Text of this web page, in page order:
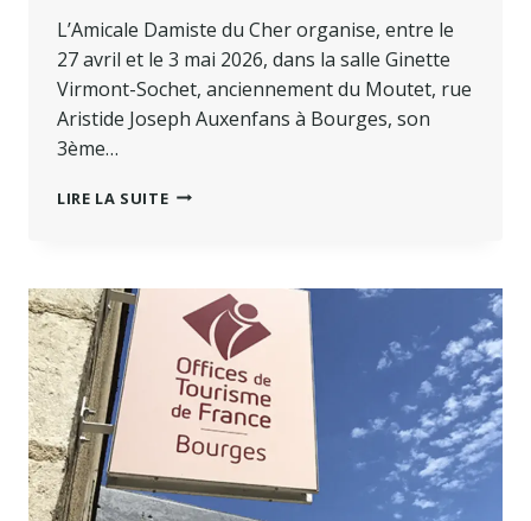
L’Amicale Damiste du Cher organise, entre le
27 avril et le 3 mai 2026, dans la salle Ginette
Virmont-Sochet, anciennement du Moutet, rue
Aristide Joseph Auxenfans à Bourges, son
3ème…
LIRE LA SUITE3ÈME
LE
RÉGIME
D’UNE
WORLD
CUP
***.